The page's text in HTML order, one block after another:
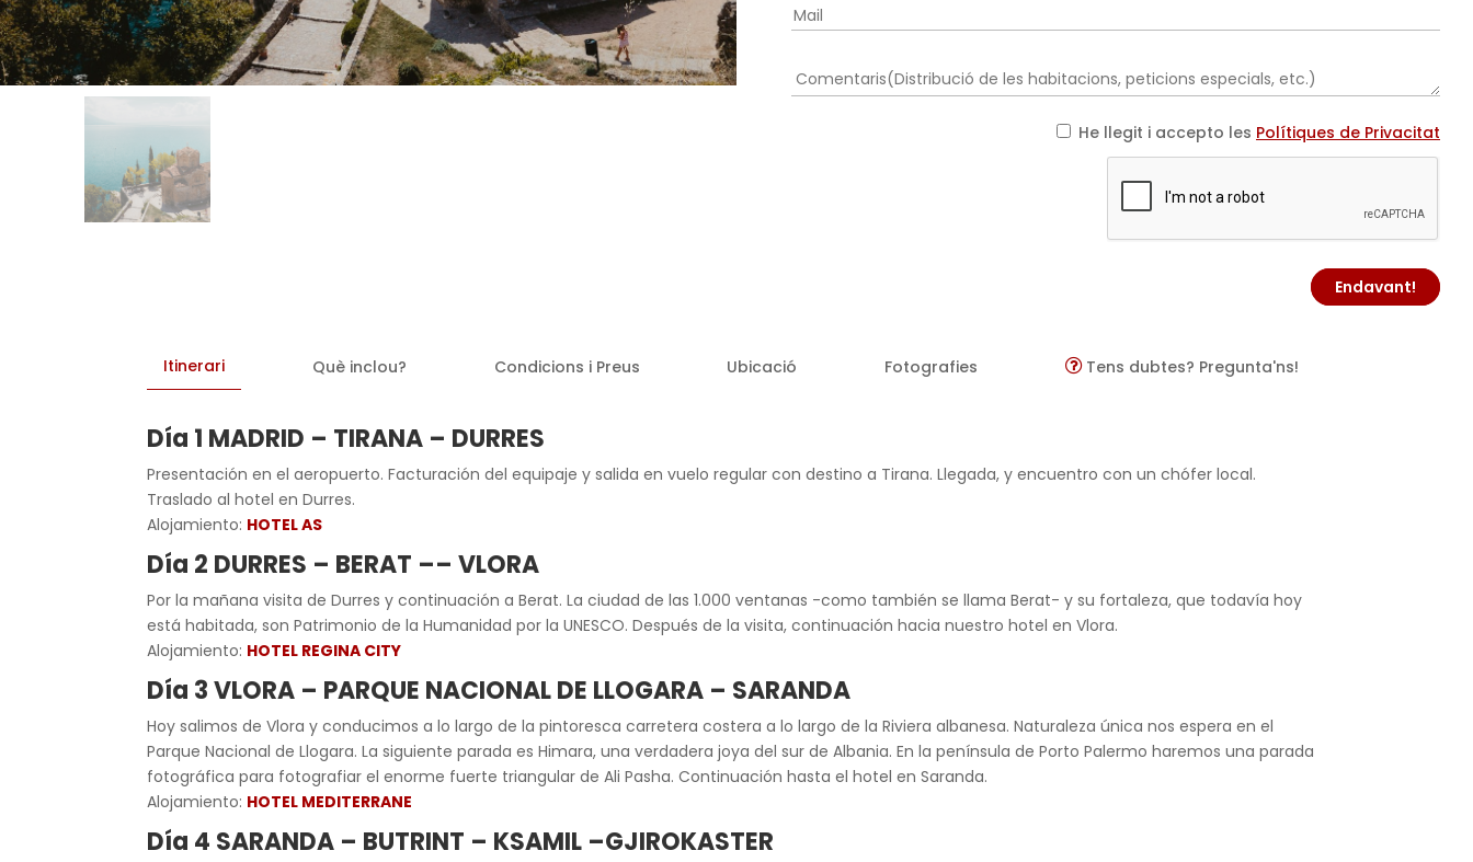
He llegit i accepto les Polítiques de Privacitat
Endavant!
Itinerari Què inclou? Condicions i Preus Ubicació Fotografies Tens dubtes? Pregunta'ns!
Día 1 MADRID – TIRANA – DURRES
Presentación en el aeropuerto. Facturación del equipaje y salida en vuelo regular con destino a Tirana. Llegada, y encuentro con un chófer local.
Traslado al hotel en Durres.
Alojamiento: HOTEL AS
Día 2 DURRES – BERAT –– VLORA
Por la mañana visita de Durres y continuación a Berat. La ciudad de las 1.000 ventanas -como también se llama Berat- y su fortaleza, que todavía hoy
está habitada, son Patrimonio de la Humanidad por la UNESCO. Después de la visita, continuación hacia nuestro hotel en Vlora.
Alojamiento: HOTEL REGINA CITY
Día 3 VLORA – PARQUE NACIONAL DE LLOGARA – SARANDA
Hoy salimos de Vlora y conducimos a lo largo de la pintoresca carretera costera a lo largo de la Riviera albanesa. Naturaleza única nos espera en el
Parque Nacional de Llogara. La siguiente parada es Himara, una verdadera joya del sur de Albania. En la península de Porto Palermo haremos una parada
fotográfica para fotografiar el enorme fuerte triangular de Ali Pasha. Continuación hasta el hotel en Saranda.
Alojamiento: HOTEL MEDITERRANE
Día 4 SARANDA – BUTRINT – KSAMIL –GJIROKASTER